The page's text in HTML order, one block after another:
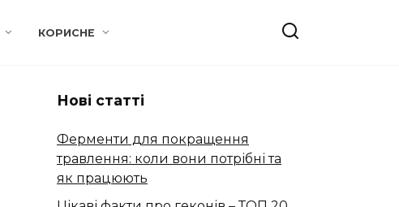
КОРИСНЕ
Нові статті
Ферменти для покращення
травлення: коли вони потрібні та
як працюють